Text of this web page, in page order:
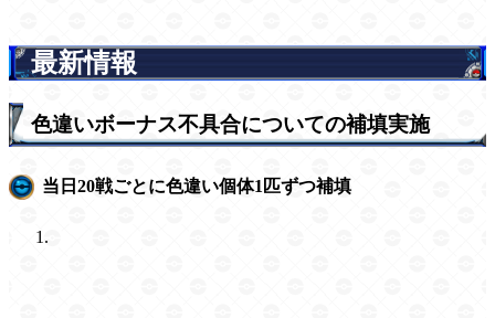
最新情報
色違いボーナス不具合についての補填実施
当日20戦ごとに色違い個体1匹ずつ補填